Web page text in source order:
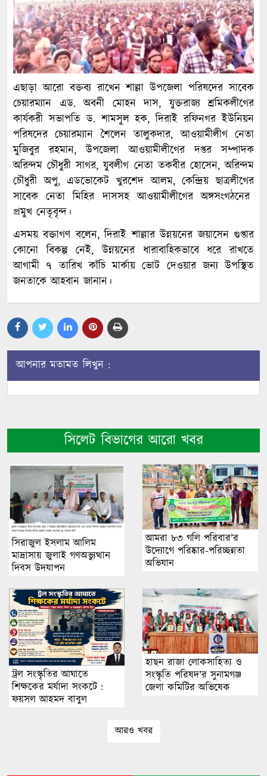
এছাড়া আরো বক্তব্য রাখেন শাল্লা উপজেলা পরিষদের সাবেক
চেয়ারম্যান এড. অবনী মোহন দাস, যুক্তরাজ্য শ্রমিকলীগের
কার্যকরী সভাপতি ড. শামসুল হক, দিরাই রফিনগর ইউনিয়ন
পরিষদের চেয়ারম্যান শৈলেন তালুকদার, আওয়ামীলীগ নেতা
মুজিবুর রহমান, উপজেলা আওয়ামীলীগের দপ্তর সম্পাদক
অরিন্দম চৌধুরী সাগর, যুবলীগ নেতা তকবীর হোসেন, অরিন্দম
চৌধুরী অপু, এডভোকেট খুরশেদ আলম, কেন্দ্রিয় ছাত্রলীগের
সাবেক নেতা মিহির দাসসহ আওয়ামীলীগের অঙ্গসংগঠনের
প্রমুখ নেতৃবৃন্দ।
এসময় বক্তাগণ বলেন, দিরাই শাল্লার উন্নয়নের জয়াসেন গুপ্তার
কোনো বিকল্প নেই, উন্নয়নের ধারাবাহিকভাবে ধরে রাখতে
আগামী ৭ তারিখ কাঁচি মার্কায় ভোট দেওয়ার জন্য উপস্থিত
জনতাকে আহবান জানান।
আপনার মতামত লিখুন :
সিলেট বিভাগের আরো খবর
সিরাজুল ইসলাম আলিম
মাদ্রাসায় জুলাই গণঅভ্যুত্থান
দিবস উদযাপন
আমরা ৮৩ গলি পরিবার’র
উদ্যোগে পরিষ্কার-পরিচ্ছন্নতা
অভিযান
ট্রল সংস্কৃতির আঘাতে
শিক্ষকের মর্যাদা সংকটে :
ফয়সল আহমদ বাবুল
হাছন রাজা লোকসাহিত্য ও
সংস্কৃতি পরিষদ’র সুনামগঞ্জ
জেলা কমিটির অভিষেক
আরও খবর